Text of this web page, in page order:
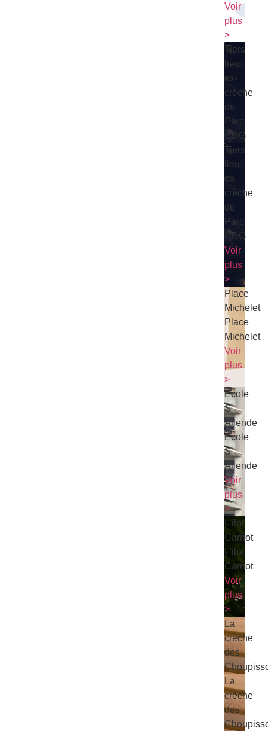
Voir
plus
>
Tiers
lieu
ex-
crèche
du
Parc
CDG
Tiers
lieu
ex-
crèche
du
Parc
CDG
Voir
plus
>
Place
Michelet
Place
Michelet
Voir
plus
>
Ecole
S
Allende
Ecole
S
Allende
Voir
plus
>
L’ilot
Carnot
L’ilot
Carnot
Voir
plus
>
La
crèche
des
La
crèche
des